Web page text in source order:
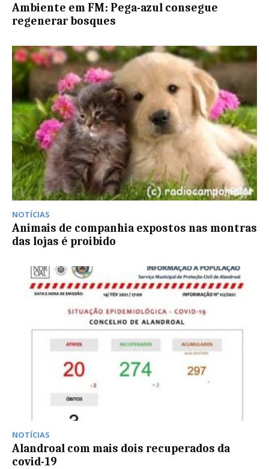
Ambiente em FM: Pega-azul consegue
regenerar bosques
NOTÍCIAS
Animais de companhia expostos nas montras
das lojas é proibido
NOTÍCIAS
Alandroal com mais dois recuperados da
covid-19